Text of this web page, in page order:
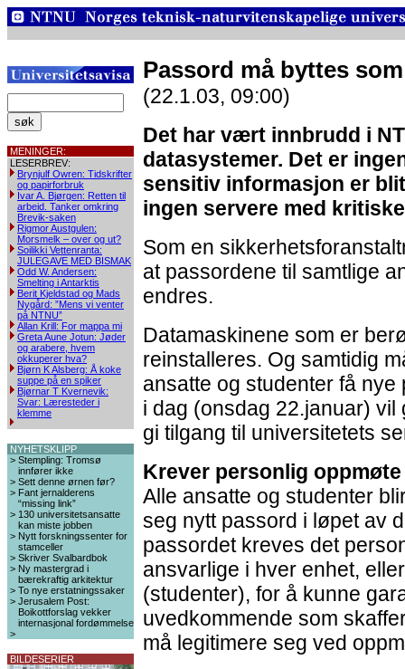
MENINGER:
LESERBREV:
Brynjulf Owren: Tidskrifter
og papirforbruk
Ivar A. Bjørgen: Retten til
arbeid. Tanker omkring
Brevik-saken
Rigmor Austgulen:
Morsmelk – over og ut?
Soilikki Vettenranta:
JULEGAVE MED BISMAK
Odd W. Andersen:
Smelting i Antarktis
Berit Kjeldstad og Mads
Nygård: ”Mens vi venter
på NTNU”
Allan Krill: For mappa mi
Greta Aune Jotun: Jøder
og arabere, hvem
okkuperer hva?
Bjørn K Alsberg: Å koke
suppe på en spiker
Bjørnar T Kvernevik:
Svar: Læresteder i
klemme
NYHETSKLIPP
> Stempling: Tromsø
innfører ikke
> Sett denne ørnen før?
> Fant jernalderens
“missing link”
> 130 universitetsansatte
kan miste jobben
> Nytt forskningssenter for
stamceller
> Skriver Svalbardbok
> Ny mastergrad i
bærekraftig arkitektur
> To nye erstatningssaker
> Jerusalem Post:
Boikottforslag vekker
internasjonal fordømmelse
>
BILDESERIER
Passord må byttes
(22.1.03, 09:00)
Det har vært innbrudd i
datasystemer. Det er
sensitiv informasjon er
ingen servere med
Som en
at passordene til samtlige
endres.
Datamaskinene som er
reinstalleres. Og samtidig
ansatte og studenter få
i dag (onsdag 22.januar)
gi tilgang til universitetets
Krever personlig oppmøte
Alle ansatte og studenter
seg nytt passord i løpet av
passordet kreves det
ansvarlige i hver enhet,
(studenter), for å kunne
uvedkommende som
må legitimere seg ved